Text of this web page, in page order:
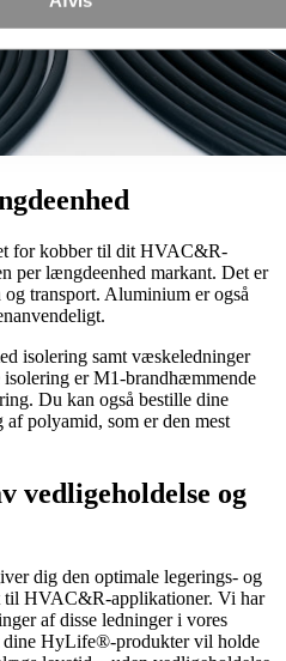
for kobber til dit HVAC&R-
per længdeenhed markant. Det er
transport. Aluminium er også
isolering samt væskeledninger
er M1-brandhæmmende
Du kan også bestille dine
polyamid, som er den mest
vedligeholdelse og
dig den optimale legerings- og
til HVAC&R-applikationer. Vi har
af disse ledninger i vores
dine HyLife®-produkter vil holde